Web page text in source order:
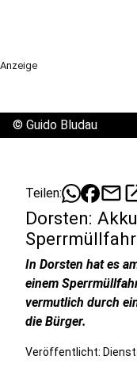
Anzeige
© Guido Bludau
Teilen: mail
Dorsten:
In Dorsten hat es
einem
vermutlich durch
die Bürger.
Veröffentlicht: